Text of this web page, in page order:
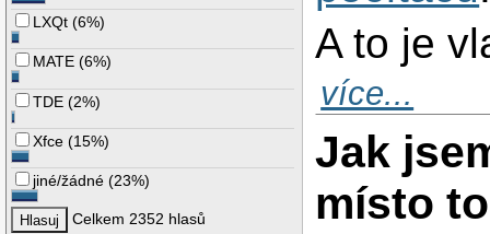
LXQt (6%)
MATE (6%)
TDE (2%)
Xfce (15%)
jiné/žádné (23%)
Celkem 2352 hlasů
A to je
více...
Jak
místo